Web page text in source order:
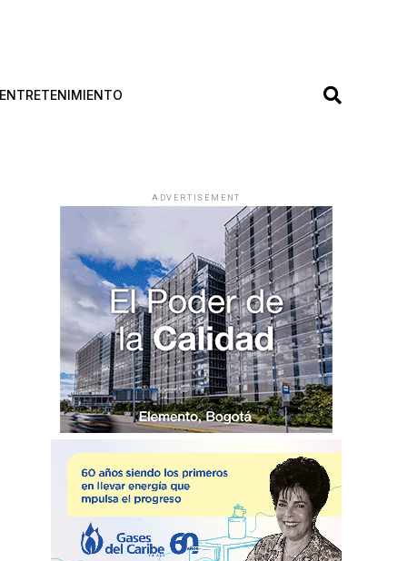
ENTRETENIMIENTO
ADVERTISEMENT